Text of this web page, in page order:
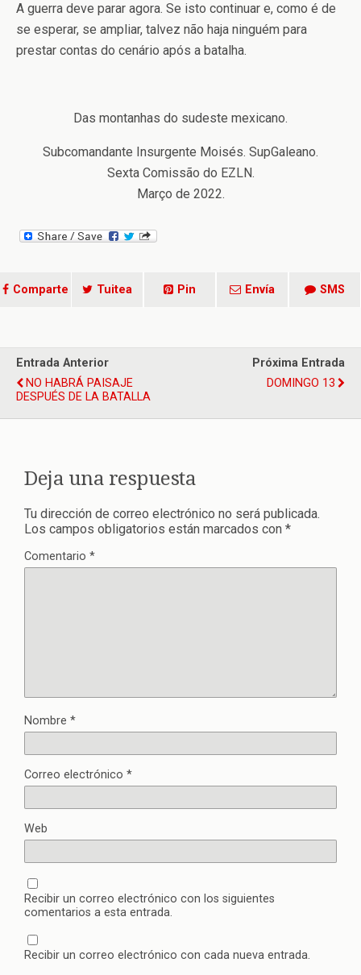
A guerra deve parar agora. Se isto continuar e, como é de
se esperar, se ampliar, talvez não haja ninguém para
prestar contas do cenário após a batalha.
Das montanhas do sudeste mexicano.
Subcomandante Insurgente Moisés. SupGaleano.
Sexta Comissão do EZLN.
Março de 2022.
Comparte Tuitea Pin Envía SMS
Entrada Anterior
NO HABRÁ PAISAJE
DESPUÉS DE LA BATALLA
Próxima Entrada
DOMINGO 13
Deja una respuesta
Tu dirección de correo electrónico no será publicada.
Los campos obligatorios están marcados con *
Comentario *
Nombre *
Correo electrónico *
Web
Recibir un correo electrónico con los siguientes
comentarios a esta entrada.
Recibir un correo electrónico con cada nueva entrada.